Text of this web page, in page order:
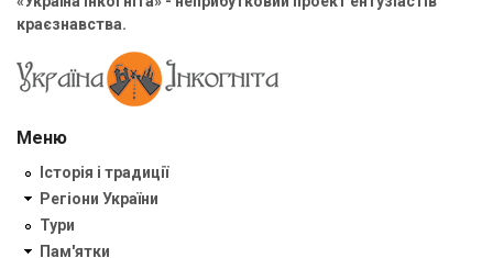
краєзнавства.
Меню
Історія і традиції
Регіони України
Тури
Пам'ятки